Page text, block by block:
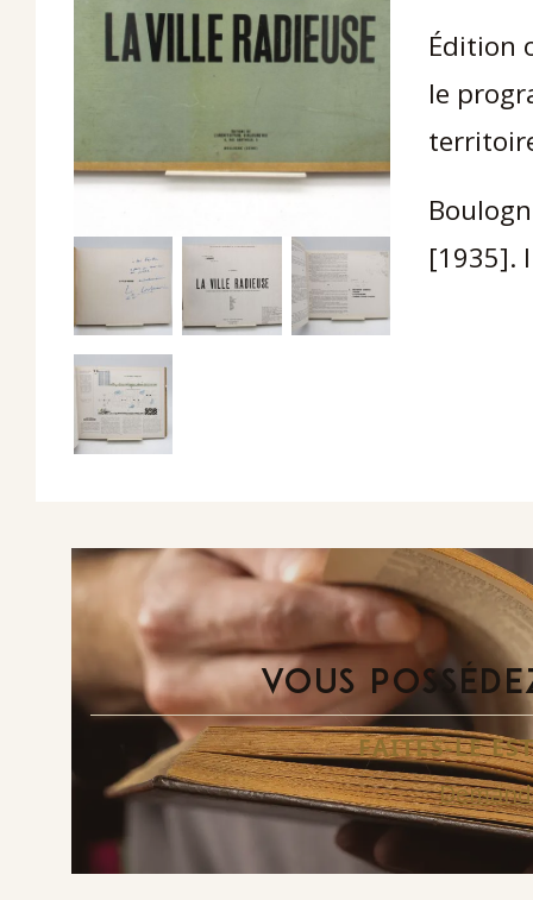
Édition
le
[1935].
VOUS
FAITES-LE